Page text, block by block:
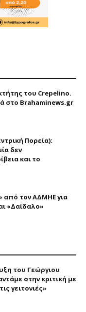
του Crepelino.
στο Brahaminews.gr
Πορεία):
δεν
και το
από τον ΑΔΜΗΕ για
«Δαίδαλο»
του Γεώργιου
στην κριτική με
γειτονιές»